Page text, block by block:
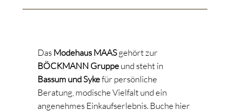
DasModehaus MAASgehört zur
BÖCKMANN Gruppeund steht in
Bassum und Sykefür persönliche
Beratung, modische Vielfalt und ein
angenehmes Einkaufserlebnis. Buche hier